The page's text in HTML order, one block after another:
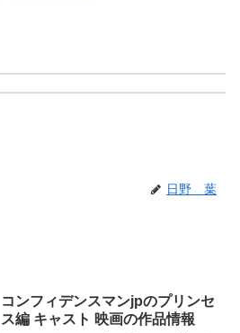
日野 葉
コンフィデンスマンjpのプリンセ
ス編 キャスト 映画の作品情報